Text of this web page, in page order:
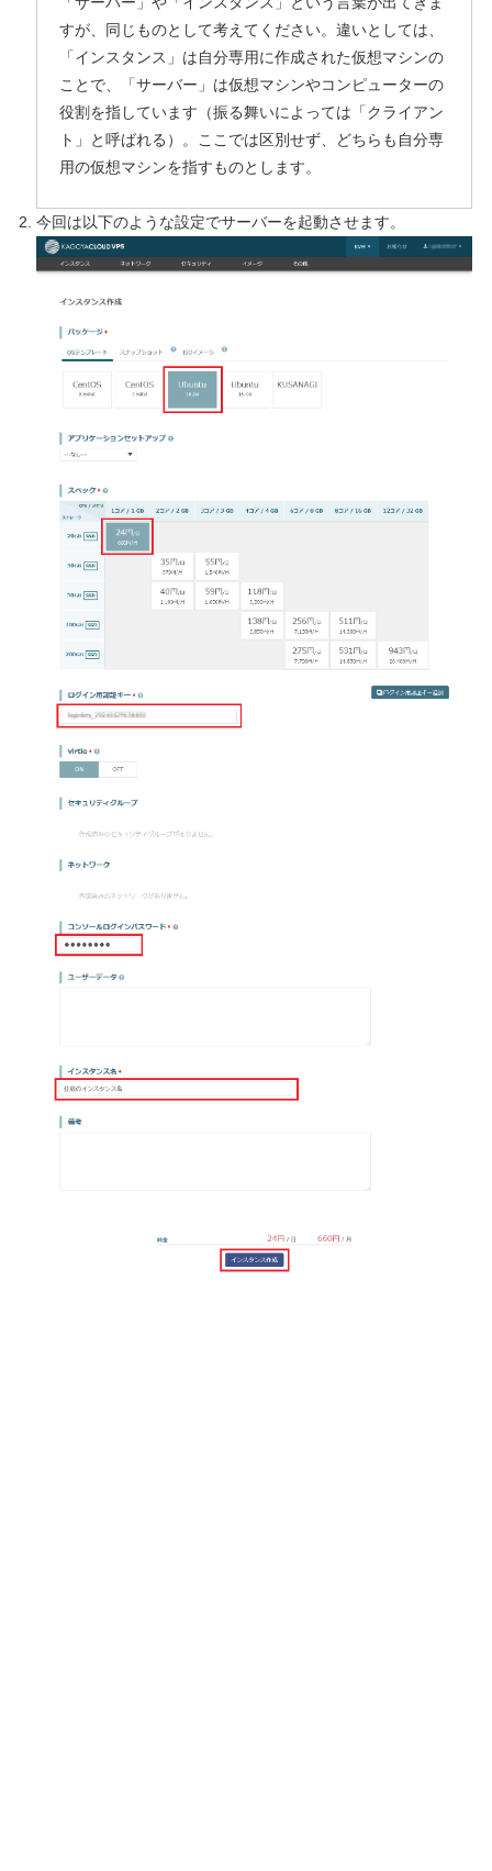
すが、同じものとして考えてください。違いとしては、
「インスタンス」は自分専用に作成された仮想マシンの
ことで、「サーバー」は仮想マシンやコンピューターの
役割を指しています（振る舞いによっては「クライアン
ト」と呼ばれる）。ここでは区別せず、どちらも自分専
用の仮想マシンを指すものとします。
今回は以下のような設定でサーバーを起動させます。